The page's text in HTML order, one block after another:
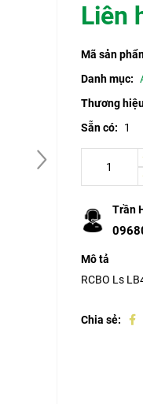
Liên
Mã sản
Danh mục:
Thương
Sẵn có:
1
Trần
Mô tả
RCBO Ls
Chia sẻ: